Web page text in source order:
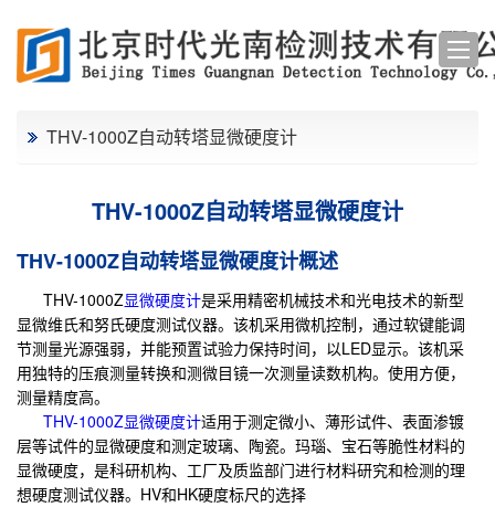
THV-1000Z自动转塔显微硬度计
THV-1000Z自动转塔显微硬度计
THV-1000Z自动转塔显微硬度计概述
THV-1000Z显微硬度计是采用精密机械技术和光电技术的新型
显微维氏和努氏硬度测试仪器。该机采用微机控制，通过软键能调
节测量光源强弱，并能预置试验力保持时间，以LED显示。该机采
用独特的压痕测量转换和测微目镜一次测量读数机构。使用方便，
测量精度高。
THV-1000Z显微硬度计适用于测定微小、薄形试件、表面渗镀
层等试件的显微硬度和测定玻璃、陶瓷。玛瑙、宝石等脆性材料的
显微硬度，是科研机构、工厂及质监部门进行材料研究和检测的理
想硬度测试仪器。HV和HK硬度标尺的选择